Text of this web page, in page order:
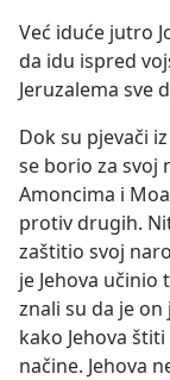
Već iduće jutro
da idu ispred
Jeruzalema sve
Dok su pjevači
se borio za svoj
Amoncima i
protiv drugih.
zaštitio svoj
je Jehova učinio
znali su da je
kako Jehova
načine. Jehova